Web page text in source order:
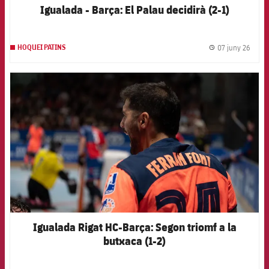
Igualada - Barça: El Palau decidirà (2-1)
HOQUEI PATINS 07 juny 26
Igualada Rigat HC-Barça: Segon triomf a la
butxaca (1-2)